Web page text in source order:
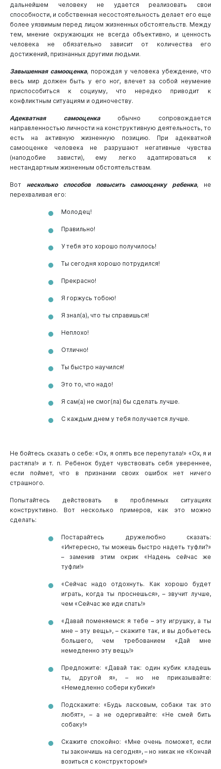
дальнейшем человеку не удается реализовать свои
способности, и собственная несостоятельность делает его еще
более уязвимым перед лицом жизненных обстоятельств. Между
тем, мнение окружающих не всегда объективно, и ценность
человека не обязательно зависит от количества его
достижений, признанных другими людьми.
Завышенная самооценка, порождая у человека убеждение, что
весь мир должен быть у его ног, влечет за собой неумение
приспособиться к социуму, что нередко приводит к
конфликтным ситуациям и одиночеству.
Адекватная самооценкаобычно сопровождается
направленностью личности на конструктивную деятельность, то
есть на активную жизненную позицию. При адекватной
самооценке человека не разрушают негативные чувства
(наподобие зависти), ему легко адаптироваться к
нестандартным жизненным обстоятельствам.
Вот несколько способов повысить самооценку ребенка, не
перехваливая его:
Молодец!
Правильно!
У тебя это хорошо получилось!
Ты сегодня хорошо потрудился!
Прекрасно!
Я горжусь тобою!
Я знал(а), что ты справишься!
Неплохо!
Отлично!
Ты быстро научился!
Это то, что надо!
Я сам(а) не смог(ла) бы сделать лучше.
С каждым днем у тебя получается лучше.
Не бойтесь сказать о себе: «Ох, я опять все перепутала!» «Ох, я и
растяпа!» и т. п. Ребенок будет чувствовать себя увереннее,
если поймет, что в признании своих ошибок нет ничего
страшного.
Попытайтесь действовать в проблемных ситуациях
конструктивно. Вот несколько примеров, как это можно
сделать:
Постарайтесь дружелюбно сказать:
«Интересно, ты можешь быстро надеть туфли?»
– заменив этим окрик «Надень сейчас же
туфли!»
«Сейчас надо отдохнуть. Как хорошо будет
играть, когда ты проснешься», – звучит лучше,
чем «Сейчас же иди спать!»
«Давай поменяемся: я тебе – эту игрушку, а ты
мне – эту вещь», – скажите так, и вы добьетесь
большего, чем требованием «Дай мне
немедленно эту вещь!»
Предложите: «Давай так: один кубик кладешь
ты, другой я», – но не приказывайте:
«Немедленно собери кубики!»
Подскажите: «Будь ласковым, собаки так это
любят», – а не одергивайте: «Не смей бить
собаку!»
Скажите спокойно: «Мне очень поможет, если
ты закончишь на сегодня», – но никак не «Кончай
возиться с конструктором!»